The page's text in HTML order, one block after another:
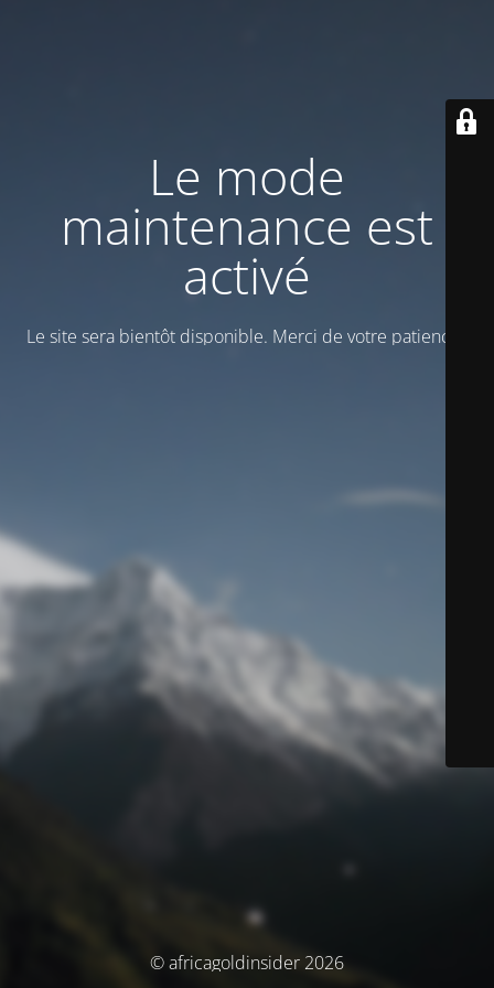
Le mode
maintenance est
activé
Le site sera bientôt disponible. Merci de votre patience !
© africagoldinsider 2026